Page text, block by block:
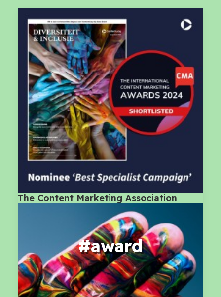
The Content Marketing Association
#award